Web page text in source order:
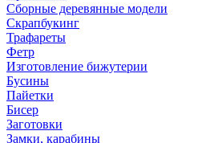
Сборные деревянные модели
Скрапбукинг
Трафареты
Фетр
Изготовление бижутерии
Бусины
Пайетки
Бисер
Заготовки
Замки, карабины